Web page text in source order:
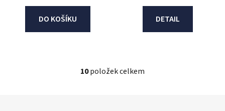
DO KOŠÍKU DETAIL
O
10položek celkem